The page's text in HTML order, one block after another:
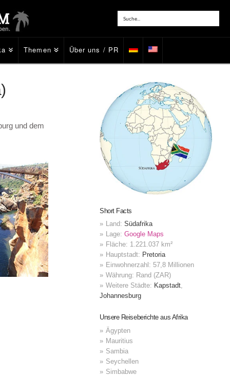
Themen Über uns / PR
und dem
Short Facts
Land:Südafrika
Lage:Google Maps
Fläche: 1.221.037 km²
Hauptstadt: Pretoria
Einwohnerzahl: 57,8 Millionen
Währung: Rand (ZAR)
Weitere Städte: Kapstadt,
Johannesburg
Unsere Reiseberichte aus Afrika
Ägypten
Mauritius
Sambia
Seychellen
Simbabwe